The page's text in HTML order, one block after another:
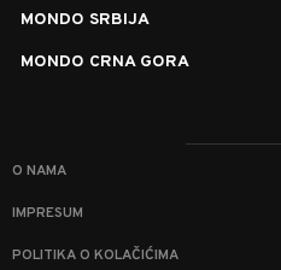
MONDO SRBIJA
MONDO CRNA GORA
O NAMA
IMPRESUM
POLITIKA O KOLAČIĆIMA